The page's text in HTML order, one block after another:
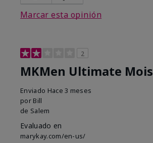
Marcar esta opinión
2
MKMen Ultimate
Enviado Hace 3 meses
por Bill
de Salem
Evaluado en
marykay.com/en-us/